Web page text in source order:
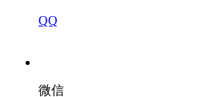
QQ
微信